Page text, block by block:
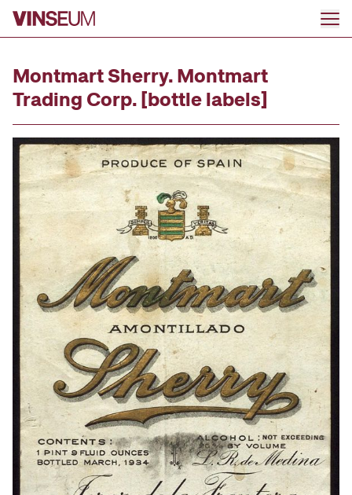
Go to content
Montmart Sherry. Montmart
Trading Corp. [bottle labels]